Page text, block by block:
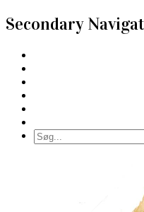
Secondary